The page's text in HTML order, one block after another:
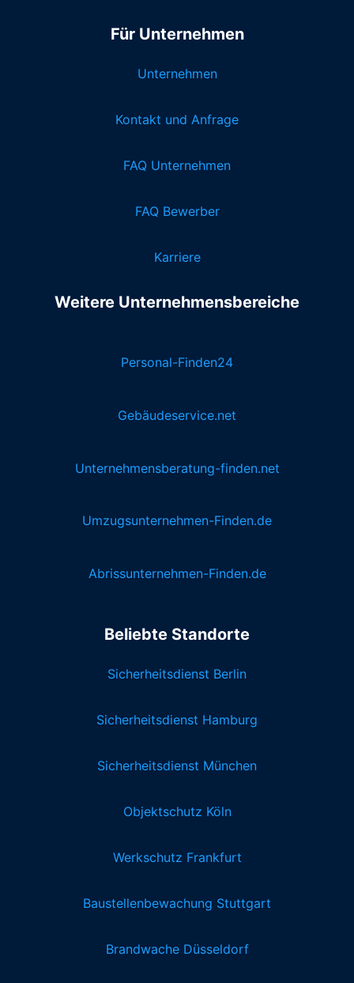
Für Unternehmen
Unternehmen
Kontakt und Anfrage
FAQ Unternehmen
FAQ Bewerber
Karriere
Weitere Unternehmensbereiche
Personal-Finden24
Gebäudeservice.net
Unternehmensberatung-finden.net
Umzugsunternehmen-Finden.de
Abrissunternehmen-Finden.de
Beliebte Standorte
Sicherheitsdienst Berlin
Sicherheitsdienst Hamburg
Sicherheitsdienst München
Objektschutz Köln
Werkschutz Frankfurt
Baustellenbewachung Stuttgart
Brandwache Düsseldorf